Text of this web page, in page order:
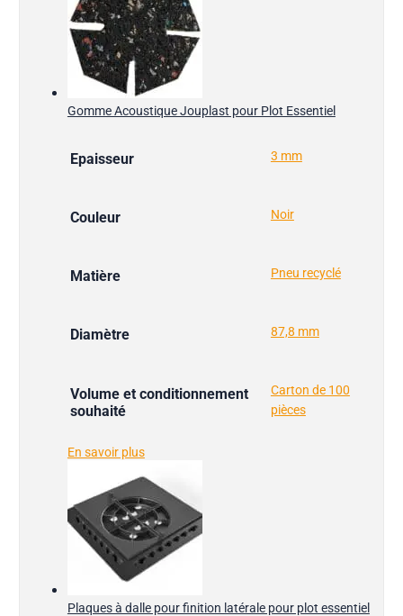
Gomme Acoustique Jouplast pour Plot Essentiel
Epaisseur 3 mm
Couleur Noir
Matière Pneu recyclé
Diamètre 87,8 mm
Volume et conditionnement
souhaité
Carton de 100
pièces
En savoir plus
Plaques à dalle pour finition latérale pour plot essentiel